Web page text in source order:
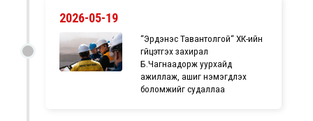
2026-05-19
“Эрдэнэс Тавантолгой“ ХК-ийн
гүйцэтгэх захирал
Б.Чагнаадорж уурхайд
ажиллаж, ашиг нэмэгдүүлэх
боломжийг судаллаа